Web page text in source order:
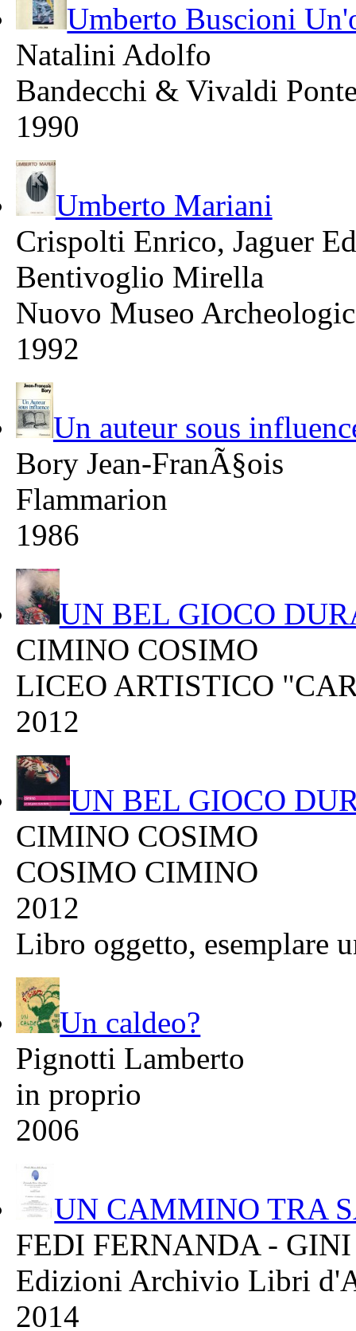
Umberto Buscioni
Natalini Adolfo
Bandecchi & Vivaldi
1990
Umberto Mariani
Crispolti Enrico, Jaguer
Bentivoglio Mirella
Nuovo Museo
1992
Un auteur sous
Bory Jean-FranÃ§ois
Flammarion
1986
UN BEL GIOCO
CIMINO COSIMO
LICEO ARTISTICO
2012
UN BEL GIOCO
CIMINO COSIMO
COSIMO CIMINO
2012
Libro oggetto, esemplare
Un caldeo?
Pignotti Lamberto
in proprio
2006
UN CAMMINO TRA
FEDI FERNANDA -
Edizioni Archivio Libri
2014